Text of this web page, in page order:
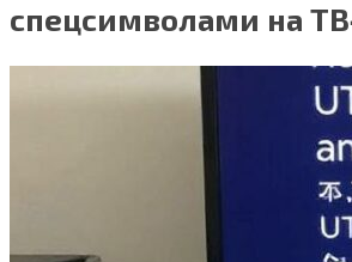
спецсимволами на